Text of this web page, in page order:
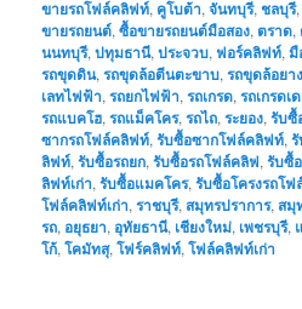
ขายรถโฟล์คลิฟท์, คูโบต้า,จันทบุรี,ชลบุรี
ขายรถยนต์,ซื้อขายรถยนต์มือสอง,ตราด,
นนทบุรี,ปทุมธานี,ประจวบ,ฟอร์คลิฟท์,มื
รถขุดดิน,รถขุดล้อตีนตะขาบ,รถขุดล้อยาง
เลทไฟฟ้า,รถยกไฟฟ้า,รถเกรด,รถเกรดเ
รถแบคโฮ,รถแม็คโคร,รถไถ,ระยอง,รับซื้
ซากรถโฟล์คลิฟท์,รับซื้อซากโฟล์คลิฟท์,
ลิฟท์,รับซื้อรถยก,รับซื้อรถโฟล์คลิฟ,รับซื้
ลิฟท์เก่า,รับซื้อแมคโคร,รับซื้อโครงรถโ
โฟล์คลิฟท์เก่า,ราชบุรี, สมุทรปราการ, สมุ
รถ, อยุธยา, อุทัยธานี, เชียงใหม่, เพชรบุรี,
โก้,โคมัทสุ,โฟร์คลิฟท์,โฟล์คลิฟท์เก่า